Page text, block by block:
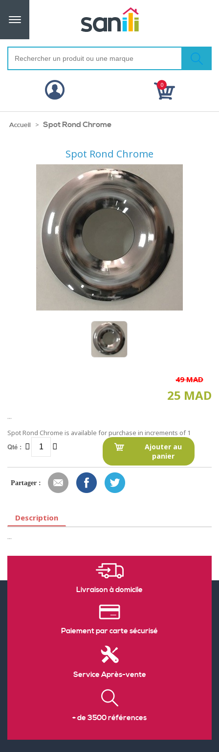
0
Accueil > Spot Rond Chrome
Spot Rond Chrome
49 MAD
25 MAD
...
Spot Rond Chrome is available for purchase in increments of 1
Qté :
Ajouter au
panier
Partager :
Description
...
Livraison à domicile
Paiement par carte sécurisé
Service Après-vente
+ de 3500 références